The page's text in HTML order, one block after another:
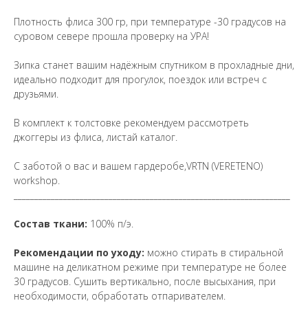
Плотность флиса 300 гр, при температуре -30 градусов на
суровом севере прошла проверку на УРА!
Зипка станет вашим надёжным спутником в прохладные дни,
идеально подходит для прогулок, поездок или встреч с
друзьями.
В комплект к толстовке рекомендуем рассмотреть
джоггеры из флиса, листай каталог.
С заботой о вас и вашем гардеробе,VRTN (VERETENO)
workshop.
Состав ткани: 100% п/э.
Рекомендации по уходу: можно стирать в стиральной
машине на деликатном режиме при температуре не более
30 градусов. Сушить вертикально, после высыхания, при
необходимости, обработать отпаривателем.